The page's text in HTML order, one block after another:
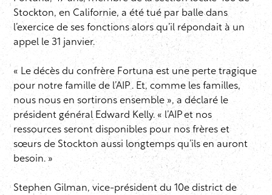
Stockton, en Californie, a été tué par balle dans
l’exercice de ses fonctions alors qu’il répondait à un
appel le 31 janvier.
« Le décès du confrère Fortuna est une perte tragique
pour notre famille de l’AIP . Et, comme les familles,
nous nous en sortirons ensemble », a déclaré le
président général Edward Kelly. « l’AIP et nos
ressources seront disponibles pour nos frères et
sœurs de Stockton aussi longtemps qu’ils en auront
besoin. »
Stephen Gilman, vice-président du 10e district de